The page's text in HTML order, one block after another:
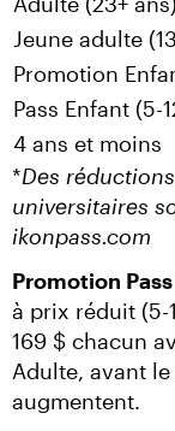
Jeune adulte
Promotion
Pass Enfant (5-
4 ans et moins
*Des
universitaires
ikonpass.com
Promotion
à prix réduit (5-
169 $ chacun
Adulte, avant
augmentent.